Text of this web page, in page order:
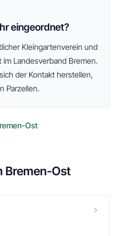
eingeordnet?
Kleingartenverein und
im Landesverband Bremen.
der Kontakt herstellen,
Parzellen.
Ost
Bremen-Ost